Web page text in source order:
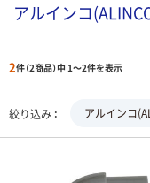
アルインコ
2件（2商品）中 1～2件を表示
絞り込み アルインコ